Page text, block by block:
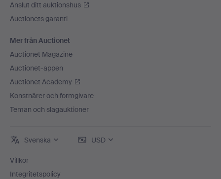
Anslut ditt auktionshus
Auctionets garanti
Mer från Auctionet
Auctionet Magazine
Auctionet-appen
Auctionet Academy
Konstnärer och formgivare
Teman och slagauktioner
Svenska USD
Villkor
Integritetspolicy